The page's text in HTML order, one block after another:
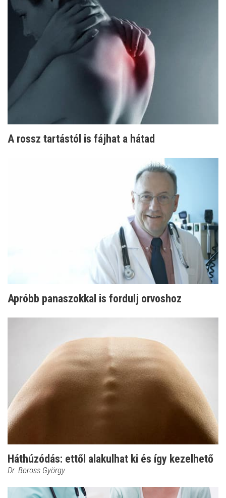
A rossz tartástól is fájhat a hátad
Apróbb panaszokkal is fordulj orvoshoz
Háthúzódás: ettől alakulhat ki és így kezelhető
Dr. Boross György